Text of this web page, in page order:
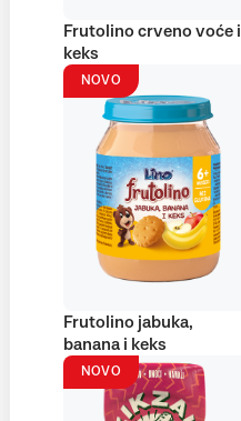
Frutolino crveno voće i
keks
NOVO
Frutolino jabuka,
banana i keks
NOVO